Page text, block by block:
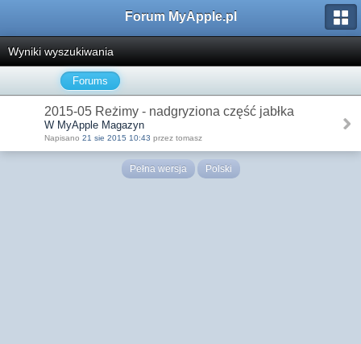
Forum MyApple.pl
Wyniki wyszukiwania
Forums
2015-05 Reżimy - nadgryziona część jabłka
W MyApple Magazyn
Napisano 21 sie 2015 10:43 przez tomasz
Pełna wersja Polski